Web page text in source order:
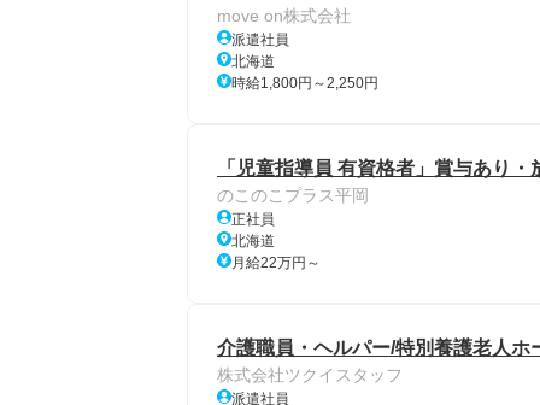
move on株式会社
派遣社員
北海道
時給1,800円～2,250円
「児童指導員 有資格者」賞与あり
のこのこプラス平岡
正社員
北海道
月給22万円～
介護職員・ヘルパー/特別養護老人
株式会社ツクイスタッフ
派遣社員